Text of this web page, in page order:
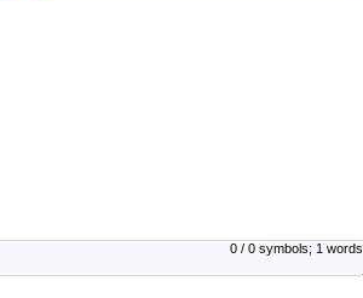
0 / 0 symbols; 1 words